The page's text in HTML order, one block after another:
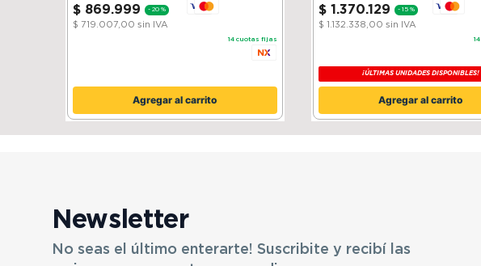
$ 869.999 - 20 %
$ 719.007,00 sin IVA
14 cuotas fijas
Agregar al carrito
$ 1 .370.129 - 15 %
$ 1.132.338,00 sin IVA
14
¡ÚLTIMAS UNIDADES DISPONIBLES!
Agregar al carrito
Newsletter
No seas el último enterarte! Suscribite y recibí las